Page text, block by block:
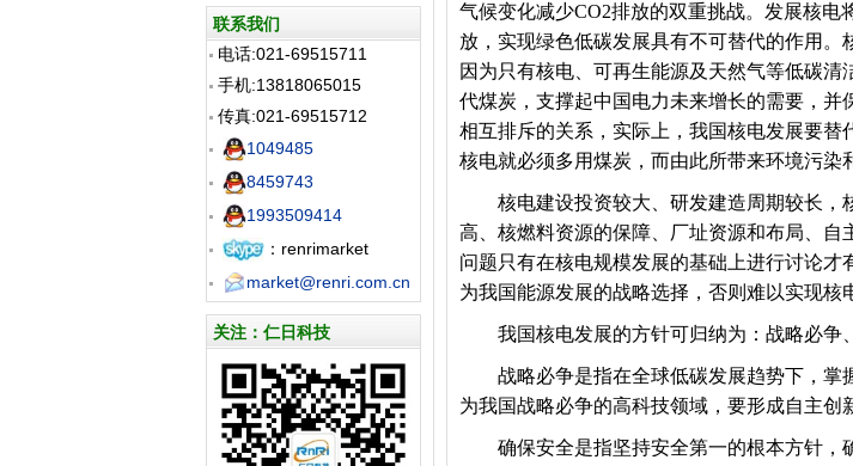
联系我们
电话:021-69515711
手机:13818065015
传真:021-69515712
1049485
8459743
1993509414
：renrimarket
market@renri.com.cn
关注：仁日科技
气候变化减少CO2排放的双重挑战。发展核
放，实现绿色低碳发展具有不可替代的作用。
因为只有核电、可再生能源及天然气等低碳
代煤炭，支撑起中国电力未来增长的需要，
相互排斥的关系，实际上，我国核电发展要
核电就必须多用煤炭，而由此所带来环境污染
核电建设投资较大、研发建造周期较长，
高、核燃料资源的保障、厂址资源和布局、
问题只有在核电规模发展的基础上进行讨论
为我国能源发展的战略选择，否则难以实现核
我国核电发展的方针可归纳为：战略必争、
战略必争是指在全球低碳发展趋势下，掌
为我国战略必争的高科技领域，要形成自主创
确保安全是指坚持安全第一的根本方针，